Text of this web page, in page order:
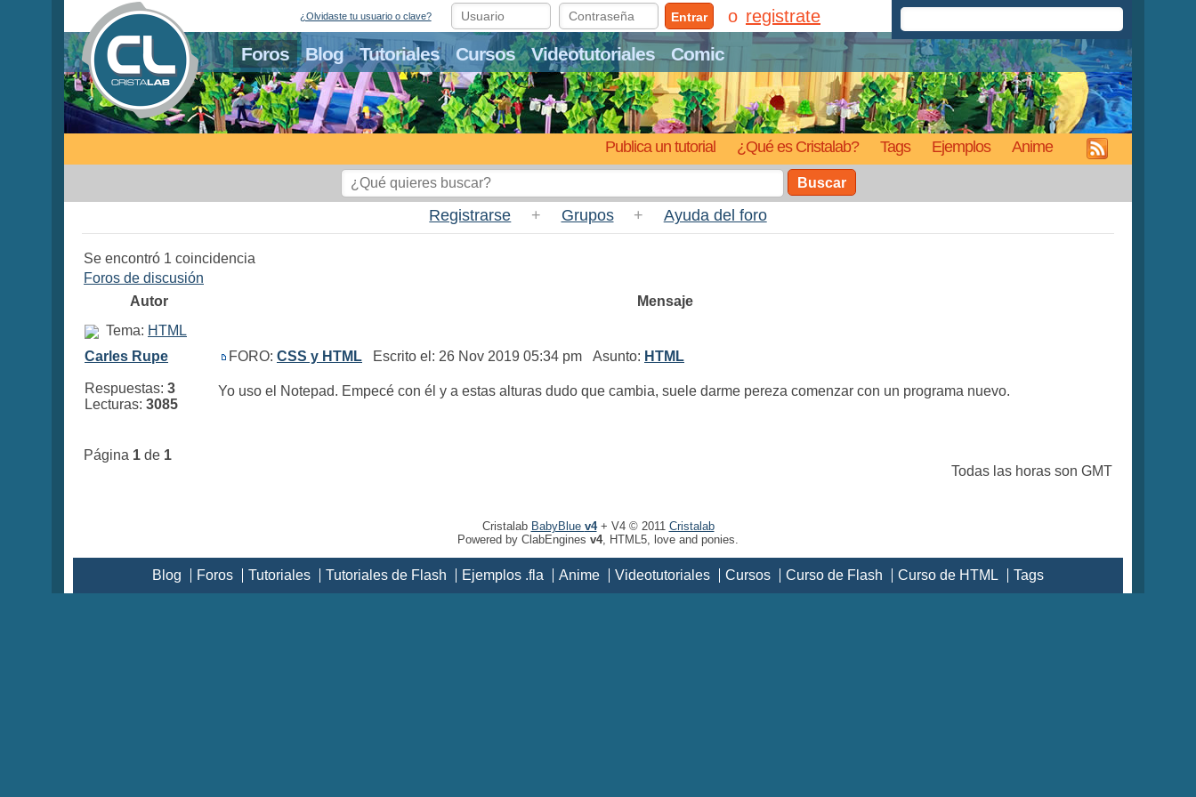
Foros Blog Tutoriales Cursos Videotutoriales Comic
Publica un tutorial ¿Qué es Cristalab? Tags Ejemplos Anime
¿Olvidaste tu usuario o clave? Entrar registrate
Buscar
Registrarse + Grupos + Ayuda del foro
Se encontró 1 coincidencia
Foros de discusión
Autor
Mensaje
Tema: HTML
Carles Rupe
Respuestas: 3
Lecturas: 3085
FORO: CSS y HTML Escrito el: 26 Nov 2019 05:34 pm Asunto: HTML
Yo uso el Notepad. Empecé con él y a estas alturas dudo que cambia, suele darme pereza comenzar con un programa nuevo.
Página 1 de 1
Todas las horas son GMT
Cristalab BabyBlue v4+ V4 © 2011 Cristalab
Powered by ClabEngines v4, HTML5, love and ponies.
Blog Foros Tutoriales Tutoriales de Flash Ejemplos .fla Anime Videotutoriales Cursos Curso de Flash Curso de HTML Tags